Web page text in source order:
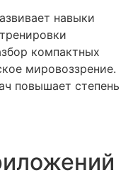
навыки
компактных
мировоззрение.
повышает степень